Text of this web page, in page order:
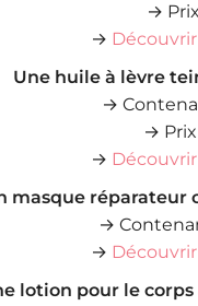
→
→
Une huile à lèvre
→
→ Prix
→
masque réparateur
→
→
lotion pour le